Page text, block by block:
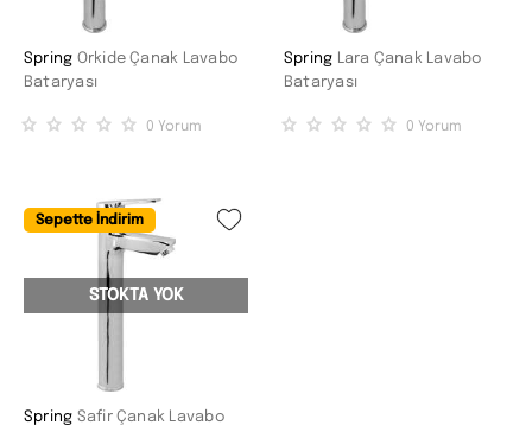
Spring Orkide Çanak Lavabo
Bataryası
0 Yorum
Spring Lara Çanak Lavabo
Bataryası
0 Yorum
Sepette İndirim
STOKTA YOK
Spring Safir Çanak Lavabo